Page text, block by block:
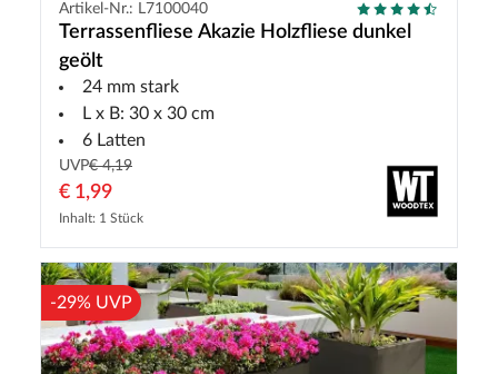
Artikel-Nr.: L7100040
Terrassenfliese Akazie Holzfliese dunkel
geölt
24 mm stark
L x B: 30 x 30 cm
6 Latten
UVP€ 4,19
€ 1,99
Inhalt: 1 Stück
-29% UVP